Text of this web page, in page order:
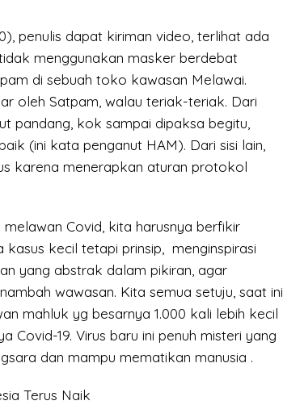
penulis dapat kiriman video, terlihat ada
menggunakan masker berdebat
di sebuah toko kawasan Melawai.
oleh Satpam, walau teriak-teriak. Dari
pandang, kok sampai dipaksa begitu,
(ini kata penganut HAM). Dari sisi lain,
karena menerapkan aturan protokol
Covid, kita harusnya berfikir
kasus kecil tetapi prinsip, menginspirasi
yang abstrak dalam pikiran, agar
wawasan. Kita semua setuju, saat ini
mahluk yg besarnya 1.000 kali lebih kecil
Covid-19. Virus baru ini penuh misteri yang
dan mampu mematikan manusia .
Terus Naik